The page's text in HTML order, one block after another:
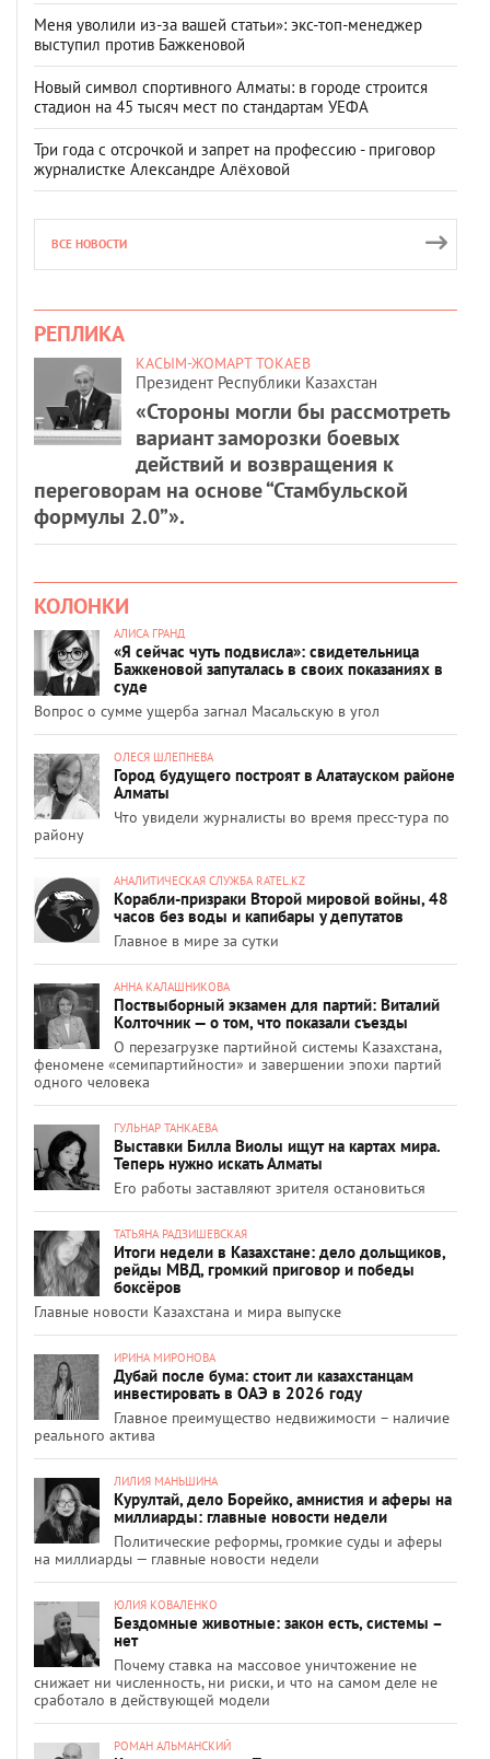
Меня уволили из-за вашей статьи»: экс-топ-менеджер
выступил против Бажкеновой
Новый символ спортивного Алматы: в городе строится
стадион на 45 тысяч мест по стандартам УЕФА
Три года с отсрочкой и запрет на профессию - приговор
журналистке Александре Алёховой
ВСЕ НОВОСТИ
РЕПЛИКА
КАСЫМ-ЖОМАРТ ТОКАЕВ
Президент Республики Казахстан
«Стороны могли бы рассмотреть
вариант заморозки боевых
действий и возвращения к
переговорам на основе “Стамбульской
формулы 2.0”».
КОЛОНКИ
АЛИСА ГРАНД
«Я сейчас чуть подвисла»: свидетельница
Бажкеновой запуталась в своих показаниях в
суде
Вопрос о сумме ущерба загнал Масальскую в угол
ОЛЕСЯ ШЛЕПНЕВА
Город будущего построят в Алатауском районе
Алматы
Что увидели журналисты во время пресс-тура по
району
АНАЛИТИЧЕСКАЯ СЛУЖБА RATEL.KZ
Корабли-призраки Второй мировой войны, 48
часов без воды и капибары у депутатов
Главное в мире за сутки
АННА КАЛАШНИКОВА
Поствыборный экзамен для партий: Виталий
Колточник — о том, что показали съезды
О перезагрузке партийной системы Казахстана,
феномене «семипартийности» и завершении эпохи партий
одного человека
ГУЛЬНАР ТАНКАЕВА
Выставки Билла Виолы ищут на картах мира.
Теперь нужно искать Алматы
Его работы заставляют зрителя остановиться
ТАТЬЯНА РАДЗИШЕВСКАЯ
Итоги недели в Казахстане: дело дольщиков,
рейды МВД, громкий приговор и победы
боксёров
Главные новости Казахстана и мира выпуске
ИРИНА МИРОНОВА
Дубай после бума: стоит ли казахстанцам
инвестировать в ОАЭ в 2026 году
Главное преимущество недвижимости – наличие
реального актива
ЛИЛИЯ МАНЬШИНА
Курултай, дело Борейко, амнистия и аферы на
миллиарды: главные новости недели
Политические реформы, громкие суды и аферы
на миллиарды — главные новости недели
ЮЛИЯ КОВАЛЕНКО
Бездомные животные: закон есть, системы –
нет
Почему ставка на массовое уничтожение не
снижает ни численность, ни риски, и что на самом деле не
сработало в действующей модели
РОМАН АЛЬМАНСКИЙ